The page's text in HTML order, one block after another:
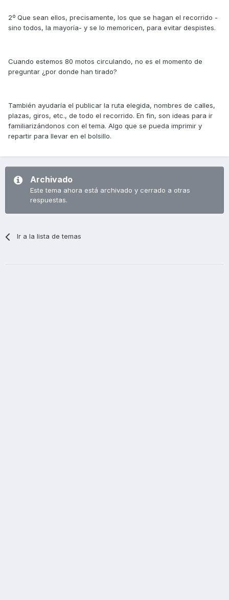
2º Que sean ellos, precisamente, los que se hagan el recorrido -
sino todos, la mayoría- y se lo memoricen, para evitar despistes.
Cuando estemos 80 motos circulando, no es el momento de
preguntar ¿por donde han tirado?
También ayudaría el publicar la ruta elegida, nombres de calles,
plazas, giros, etc., de todo el recorrido. En fin, son ideas para ir
familiarizándonos con el tema. Algo que se pueda imprimir y
repartir para llevar en el bolsillo.
Archivado
Este tema ahora está archivado y cerrado a otras
respuestas.
Ir a la lista de temas